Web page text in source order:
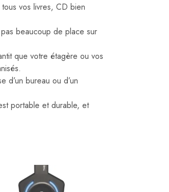
vos livres, CD bien
beaucoup de place sur
que votre étagère ou vos
d’un bureau ou d’un
portable et durable, et